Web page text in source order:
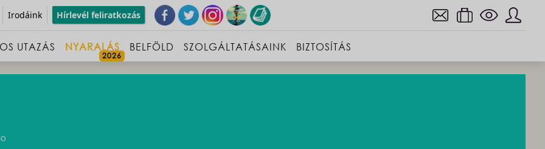
Irodáink Hírlevél feliratkozás
UTAZÁS NYARALÁS BELFÖLD SZOLGÁLTATÁSAINK BIZTOSÍTÁS